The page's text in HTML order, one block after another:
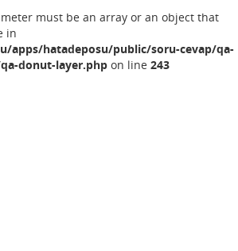
must be an array or an object that
in
apps/hatadeposu/public/soru-cevap/qa-
donut-layer.php on line 243